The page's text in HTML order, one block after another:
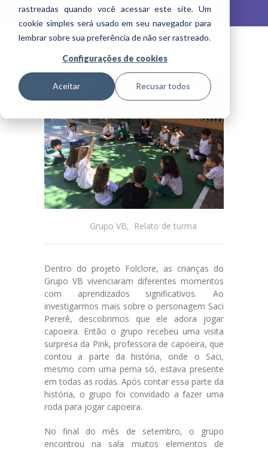
rastreadas quando você acessar este site. Um
cookie simples será usado em seu navegador para
lembrar sobre sua preferência de não ser rastreado.
Configurações de cookies
Aceitar Recusar todos
Infantil
Fundamental I
Horário
Integral
Infantil
Fundamental I
Horário
Extenso
Espaços
Biblioteca
de conteúdo
Portal
da Família
Agende um
Encontro
Grupo VB, Relato de turma
Dentro do projeto Folclore, as crianças do
Grupo VB vivenciaram diferentes momentos
com aprendizados significativos. Ao
investigarmos mais sobre o personagem Saci
Pererê, descobrimos que ele adora jogar
capoeira. Então o grupo recebeu uma visita
surpresa da Pink, professora de capoeira, que
contou a parte da história, onde o Saci,
mesmo com uma perna só, estava presente
em todas as rodas. Após contar essa parte da
história, o grupo foi convidado a fazer uma
roda para jogar capoeira.
No final do mês de setembro, o grupo
encontrou na sala muitos elementos de